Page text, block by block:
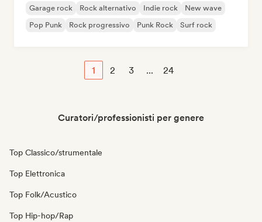
Garage rock Rock alternativo Indie rock
New wave
Pop Punk
Rock progressivo Punk Rock Surf rock
1 2 3 ... 24
Curatori/professionisti per genere
Top Classico/strumentale
Top Elettronica
Top Folk/Acustico
Top Hip-hop/Rap